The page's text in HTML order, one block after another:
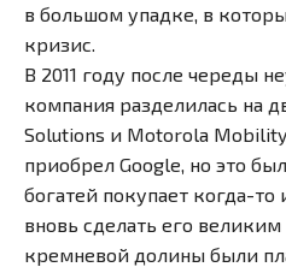
в большом упадке, в
кризис.
В 2011 году после череды
компания разделилась на
Solutions и Motorola
приобрел Google, но это
богатей покупает когда-
вновь сделать его
кремневой долины были